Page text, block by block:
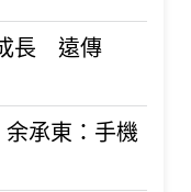
長 遠傳
承東：手機